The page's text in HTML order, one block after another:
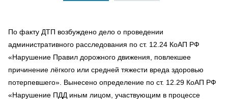
По факту ДТП возбуждено дело о проведении
административного расследования по ст. 12.24 КоАП РФ
«Нарушение Правил дорожного движения, повлекшее
причинение лёгкого или средней тяжести вреда здоровью
потерпевшего». Вынесено определение по ст. 12.29 КоАП РФ
«Нарушение ПДД иным лицом, участвующим в процессе